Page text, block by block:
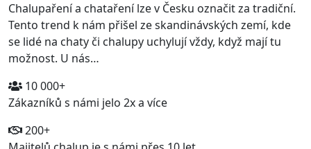
Chalupaření a chataření lze v Česku označit za tradiční.
Tento trend k nám přišel ze skandinávských zemí, kde
se lidé na chaty či chalupy uchylují vždy, když mají tu
možnost. U nás…
10 000+
Zákazníků s námi jelo 2x a více
200+